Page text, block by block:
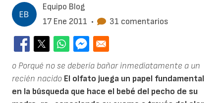
Equipo Blog
17 Ene 2011 • 31 comentarios
o Porqué no se debería bañar inmediatamente a un
recién nacido El olfato juega un papel fundamental
en la búsqueda que hace el bebé del pecho de su